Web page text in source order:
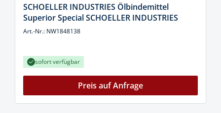
SCHOELLER INDUSTRIES Ölbindemittel
Superior Special SCHOELLER INDUSTRIES
Art.-Nr.: NW1848138
sofort verfügbar
Preis auf Anfrage